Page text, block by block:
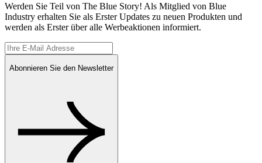
Werden Sie Teil von The Blue Story! Als Mitglied von Blue
Industry erhalten Sie als Erster Updates zu neuen Produkten und
werden als Erster über alle Werbeaktionen informiert.
Abonnieren Sie den Newsletter